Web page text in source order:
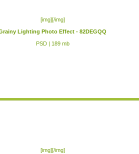
[img][/img]
Lighting Photo Effect - 82DEGQQ
PSD | 189 mb
[img][/img]